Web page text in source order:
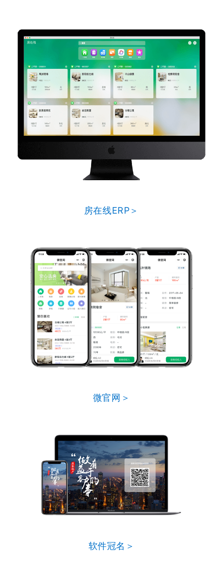
房在线ERP＞
微官网＞
软件冠名＞